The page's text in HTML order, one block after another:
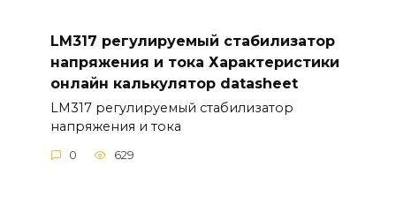
LM317 регулируемый стабилизатор
напряжения и тока Характеристики
онлайн калькулятор datasheet
LM317 регулируемый стабилизатор
напряжения и тока
0 629